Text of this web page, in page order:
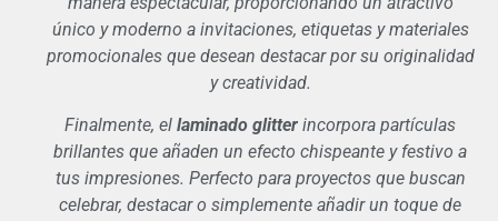
único y moderno a invitaciones, etiquetas y materiales
promocionales que desean destacar por su originalidad
y creatividad.
Finalmente, el laminado glitter incorpora partículas
brillantes que añaden un efecto chispeante y festivo a
tus impresiones. Perfecto para proyectos que buscan
celebrar, destacar o simplemente añadir un toque de